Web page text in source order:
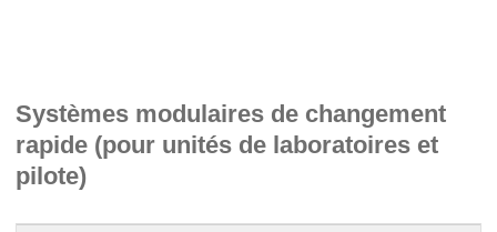
Systèmes modulaires de changement
rapide (pour unités de laboratoires et
pilote)